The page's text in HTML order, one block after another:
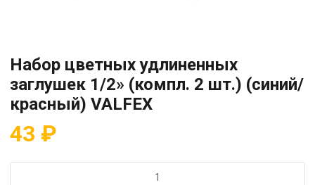
Набор цветных удлиненных
заглушек 1/2» (компл. 2 шт.) (синий/
красный) VALFEX
43 ₽